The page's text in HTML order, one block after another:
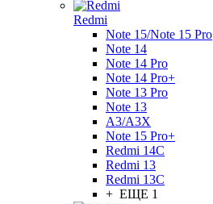
Redmi
Note 15/Note 15 Pro
Note 14
Note 14 Pro
Note 14 Pro+
Note 13 Pro
Note 13
A3/A3X
Note 15 Pro+
Redmi 14C
Redmi 13
Redmi 13C
+ ЕЩЕ 1